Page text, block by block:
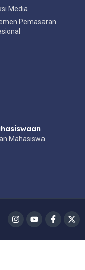
Media
Pemasaran
Mahasiswa